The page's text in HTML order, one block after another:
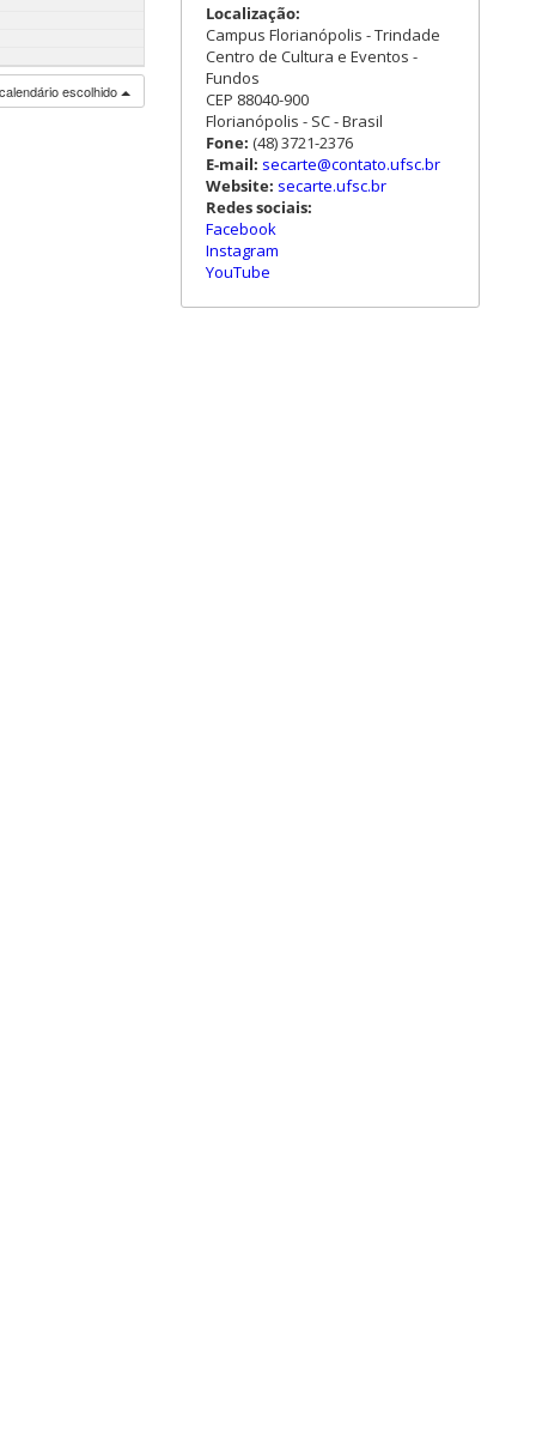
escolhido
Localização:
Campus Florianópolis - Trindade
Centro de Cultura e Eventos -
Fundos
CEP 88040-900
Florianópolis - SC - Brasil
Fone: (48) 3721-2376
E-mail: secarte@contato.ufsc.br
Website: secarte.ufsc.br
Redes sociais:
Facebook
Instagram
YouTube